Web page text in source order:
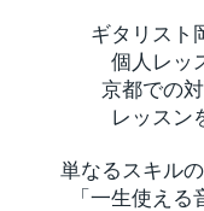
ギタリスト
個人レッ
京都での
レッスン
単なるスキル
「一生使える